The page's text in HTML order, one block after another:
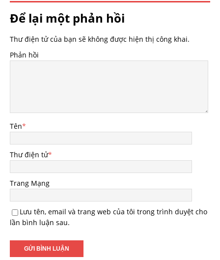
Để lại một phản hồi
Thư điện tử của bạn sẽ không được hiện thị công khai.
Phản hồi
Tên*
Thư điện tử*
Trang Mạng
Lưu tên, email và trang web của tôi trong trình duyệt cho
lần bình luận sau.